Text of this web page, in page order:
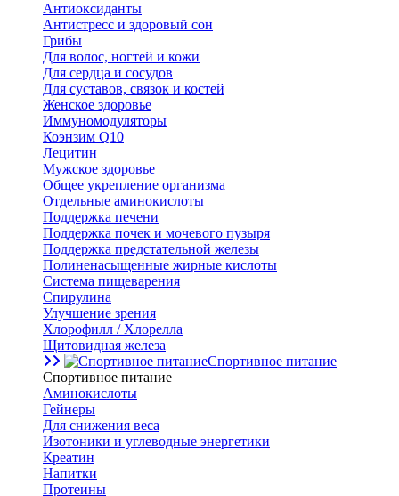
Антиоксиданты
Антистресс и здоровый сон
Грибы
Для волос, ногтей и кожи
Для сердца и сосудов
Для суставов, связок и костей
Женское здоровье
Иммуномодуляторы
Коэнзим Q10
Лецитин
Мужское здоровье
Общее укрепление организма
Отдельные аминокислоты
Поддержка печени
Поддержка почек и мочевого пузыря
Поддержка предстательной железы
Полиненасыщенные жирные кислоты
Система пищеварения
Спирулина
Улучшение зрения
Хлорофилл / Хлорелла
Щитовидная железа
Спортивное питание
Спортивное питание
Аминокислоты
Гейнеры
Для снижения веса
Изотоники и углеводные энергетики
Креатин
Напитки
Протеины